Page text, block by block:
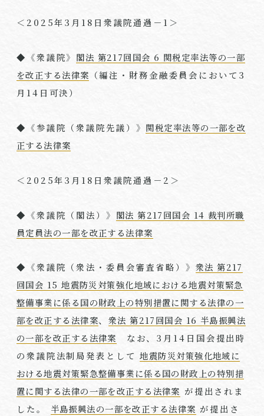
＜ 2025年3 月 18 日衆議院通過－ 1＞
◆《衆議院》 閣法 第217回国会 6 関税定率法等の一部
を改正する法律案 （編注・財務金融委員会において 3
月 14 日可決）
◆《参議院（衆議院先議）》 関税定率法等の一部を改
正する法律案
＜ 2025年3 月 18 日衆議院通過－ 2 ＞
◆《衆議院（閣法）》 閣法 第217回国会 14 裁判所職
員定員法の一部を改正する法律案
◆《衆議院（衆法・委員会審査省略）》 衆法 第217
回国会 15 地震防災対策強化地域における地震対策緊急
整備事業に係る国の財政上の特別措置に関する法律の一
部を改正する法律案、 衆法 第217回国会 16 半島振興法
の一部を改正する法律案 なお、 3 月 14 日国会提出時
の衆議院法制局発表として地震防災対策強化地域に
おける地震対策緊急整備事業に係る国の財政上の特別措
置に関する法律の一部を改正する法律案 が提出されま
した。 半島振興法の一部を改正する法律案 が提出さ